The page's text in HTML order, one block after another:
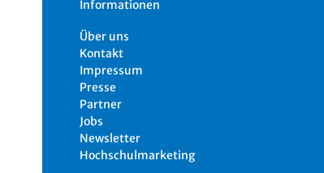
Informationen
Über uns
Kontakt
Impressum
Presse
Partner
Jobs
Newsletter
Hochschulmarketing